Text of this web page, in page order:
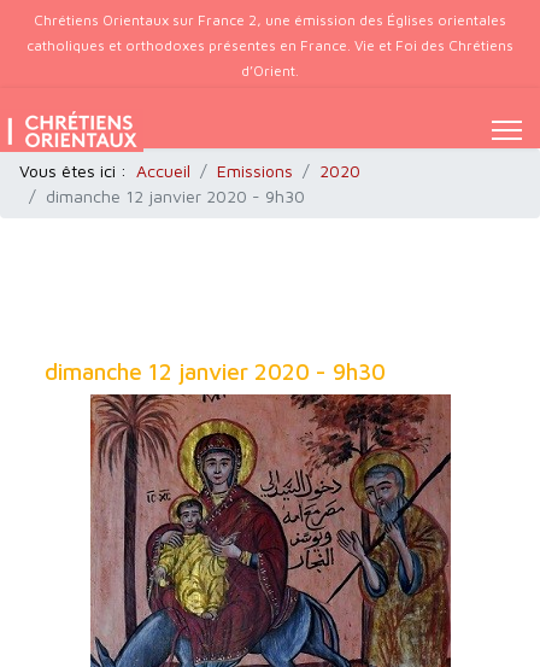
Chrétiens Orientaux sur France 2, une émission des Églises orientales
catholiques et orthodoxes présentes en France. Vie et Foi des Chrétiens
d’Orient.
Vous êtes ici : Accueil Emissions
2020
dimanche 12 janvier 2020 - 9h30
dimanche 12 janvier 2020 - 9h30